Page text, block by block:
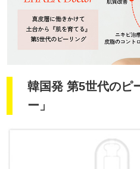
韓国発 第5世代のピ
ー」